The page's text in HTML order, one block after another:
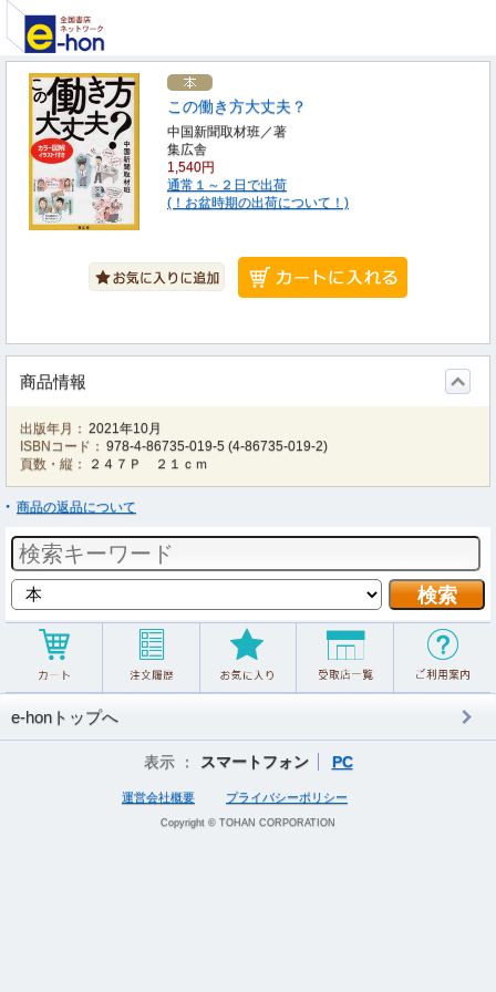
この働き方大丈夫？
中国新聞取材班／著
集広舎
1,540円
通常１～２日で出荷
(！お盆時期の出荷について！)
商品情報
出版年月： 2021年10月
ISBNコード： 978-4-86735-019-5 (4-86735-019-2)
頁数・縦：
２４７Ｐ ２１ｃｍ
商品の返品について
e-honトップへ
表示 ： スマートフォン PC
運営会社概要 プライバシーポリシー
Copyright © TOHAN CORPORATION